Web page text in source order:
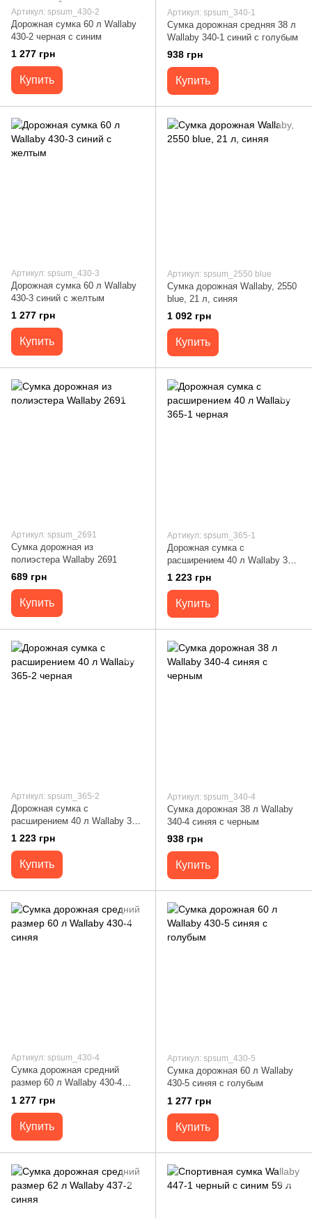
Артикул: spsum_430-2
Дорожная сумка 60 л Wallaby
430-2 черная с синим
1 277 грн
Купить
Артикул: spsum_340-1
Сумка дорожная средняя 38 л
Wallaby 340-1 синий с голубым
938 грн
Купить
Артикул: spsum_430-3
Дорожная сумка 60 л Wallaby
430-3 синий с желтым
1 277 грн
Купить
Артикул: spsum_2550 blue
Сумка дорожная Wallaby, 2550
blue, 21 л, синяя
1 092 грн
Купить
Артикул: spsum_2691
Сумка дорожная из
полиэстера Wallaby 2691
689 грн
Купить
Артикул: spsum_365-1
Дорожная сумка с
расширением 40 л Wallaby 365-
1 черная
1 223 грн
Купить
Артикул: spsum_365-2
Дорожная сумка с
расширением 40 л Wallaby 365-
2 черная
1 223 грн
Купить
Артикул: spsum_340-4
Сумка дорожная 38 л Wallaby
340-4 синяя с черным
938 грн
Купить
Артикул: spsum_430-4
Сумка дорожная средний
размер 60 л Wallaby 430-4
синяя
1 277 грн
Купить
Артикул: spsum_430-5
Сумка дорожная 60 л Wallaby
430-5 синяя с голубым
1 277 грн
Купить